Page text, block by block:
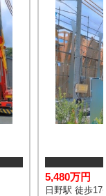
5,480万円
日野駅 徒歩17